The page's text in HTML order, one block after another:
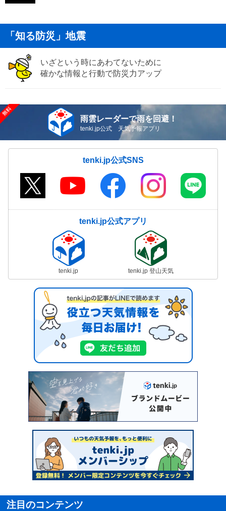
「知る防災」地震
いざという時にあわてないために
確かな情報と行動で防災力アップ
雨雲レーダーで雨を回避！
tenki.jp公式 天気予報アプリ
tenki.jp公式SNS
tenki.jp公式アプリ
tenki.jp tenki.jp 登山天気
注目のコンテンツ